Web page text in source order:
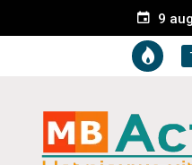
9